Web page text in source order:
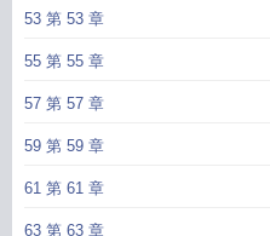
53 第 53 章
55 第 55 章
57 第 57 章
59 第 59 章
61 第 61 章
63 第 63 章